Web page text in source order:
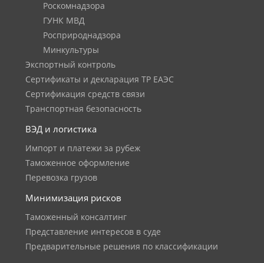
Роскомнадзора
ГУНК МВД
Росприроднадзора
Минкультуры
Экспортный контроль
Сертификаты и декларация ТР ЕАЭС
Сертификация средств связи
Транспортная безопасность
ВЭД и логистика
Импорт и платежи за рубеж
Таможенное оформление
Перевозка грузов
Минимизация рисков
Таможенный консалтинг
Представление интересов в суде
Предварительные решения по классификации